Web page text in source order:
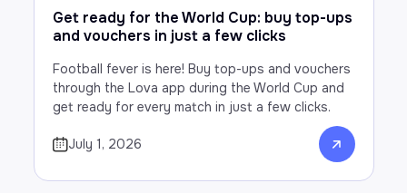
Get ready for the World Cup: buy top-ups
and vouchers in just a few clicks
Football fever is here! Buy top-ups and vouchers
through the Lova app during the World Cup and
get ready for every match in just a few clicks.
July 1, 2026